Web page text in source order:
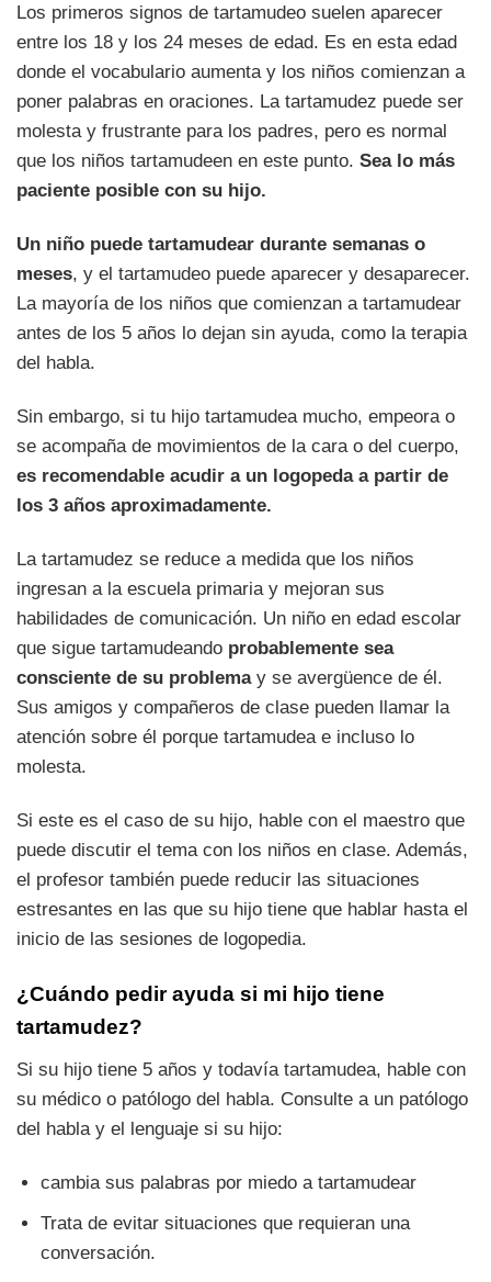
Los primeros signos de tartamudeo suelen aparecer
entre los 18 y los 24 meses de edad. Es en esta edad
donde el vocabulario aumenta y los niños comienzan a
poner palabras en oraciones. La tartamudez puede ser
molesta y frustrante para los padres, pero es normal
que los niños tartamudeen en este punto. Sea lo más
paciente posible con su hijo.
Un niño puede tartamudear durante semanas o
meses, y el tartamudeo puede aparecer y desaparecer.
La mayoría de los niños que comienzan a tartamudear
antes de los 5 años lo dejan sin ayuda, como la terapia
del habla.
Sin embargo, si tu hijo tartamudea mucho, empeora o
se acompaña de movimientos de la cara o del cuerpo,
es recomendable acudir a un logopeda a partir de
los 3 años aproximadamente.
La tartamudez se reduce a medida que los niños
ingresan a la escuela primaria y mejoran sus
habilidades de comunicación. Un niño en edad escolar
que sigue tartamudeando probablemente sea
consciente de su problema y se avergüence de él.
Sus amigos y compañeros de clase pueden llamar la
atención sobre él porque tartamudea e incluso lo
molesta.
Si este es el caso de su hijo, hable con el maestro que
puede discutir el tema con los niños en clase. Además,
el profesor también puede reducir las situaciones
estresantes en las que su hijo tiene que hablar hasta el
inicio de las sesiones de logopedia.
¿Cuándo pedir ayuda si mi hijo tiene
tartamudez?
Si su hijo tiene 5 años y todavía tartamudea, hable con
su médico o patólogo del habla. Consulte a un patólogo
del habla y el lenguaje si su hijo:
cambia sus palabras por miedo a tartamudear
Trata de evitar situaciones que requieran una
conversación.